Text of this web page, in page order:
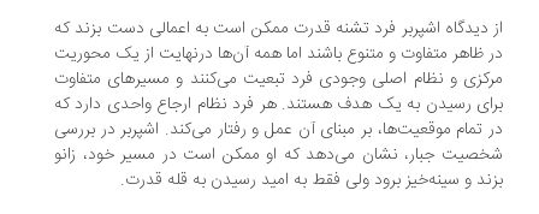
دیدگاه اشپربر فرد تشنه قدرت ممکن است به اعمالی دست بزند که
ظاهر متفاوت و متنوع باشند اما همه آن‌ها درنهایت از یک محوریت
و نظام اصلی وجودی فرد تبعیت می‌کنند و مسیرهای متفاوت
رسیدن به یک هدف هستند. هر فرد نظام ارجاع واحدی دارد که
تمام موقعیت‌ها، بر مبنای آن عمل و رفتار می‌کند. اشپربر در بررسی
جبار، نشان می‌دهد که او ممکن است در مسیر خود، زانو
و سینه‌خیز برود ولی فقط به امید رسیدن به قله قدرت.